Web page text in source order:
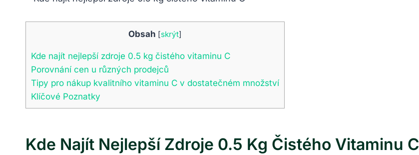
Obsah [skrýt]
Kde najít nejlepší zdroje 0.5 kg čistého vitaminu C
Porovnání cen u různých prodejců
Tipy pro nákup kvalitního vitaminu C v dostatečném množství
Klíčové Poznatky
Kde Najít Nejlepší Zdroje 0.5 Kg Čistého Vitaminu C